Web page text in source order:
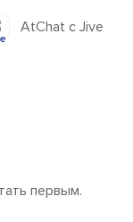
AtChat с Jive
первым.